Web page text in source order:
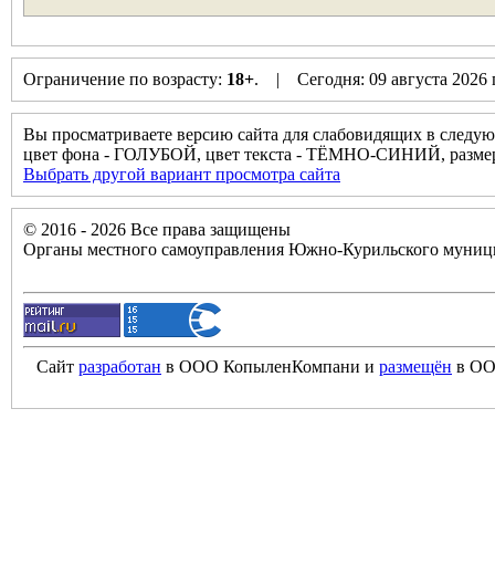
Ограничение по возрасту: 18+. | Сегодня: 09 августа
Вы просматриваете версию сайта для слабовидящих в
цвет фона - ГОЛУБОЙ, цвет текста - ТЁМНО-СИНИЙ,
Выбрать другой вариант просмотра сайта
© 2016 - 2026 Все права защищены
Органы местного самоуправления Южно-Курильского
Сайт разработан в ООО КопыленКомпани и размещён в